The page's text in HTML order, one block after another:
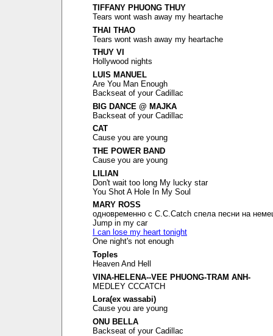
TIFFANY PHUONG THUY
Tears wont wash away my heartache
THAI THAO
Tears wont wash away my heartache
THUY VI
Hollywood nights
LUIS MANUEL
Are You Man Enough
Backseat of your Cadillac
BIG DANCE @ MAJKA
Backseat of your Cadillac
CAT
Cause you are young
THE POWER BAND
Cause you are young
LILIAN
Don't wait too long My lucky star
You Shot A Hole In My Soul
MARY ROSS
одновременно с C.C.Catch спела песни на
Jump in my car
I can lose my heart tonight
One night's not enough
Toples
Heaven And Hell
VINA-HELENA--VEE PHUONG-TRAM ANH-
MEDLEY CCCATCH
Lora(ex wassabi)
Cause you are young
ONU BELLA
Backseat of your Cadillac